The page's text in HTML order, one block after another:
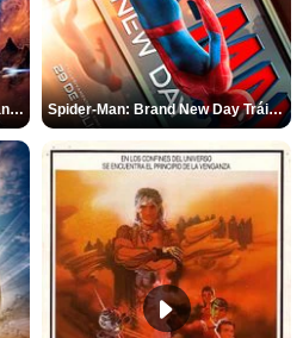
Ant-Man y la Avispa: Quantumanía Tráiler (2) Spider-Man: Brand New Day Tráiler (3)